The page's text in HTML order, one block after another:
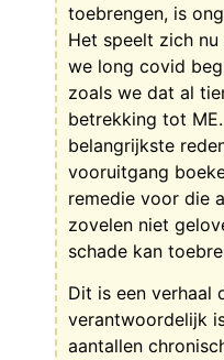
toebrengen, is
Het speelt zich
we long covid
zoals we dat al
betrekking tot
belangrijkste
vooruitgang
remedie voor die
zovelen niet
schade kan
Dit is een verhaal
verantwoordelijk
aantallen